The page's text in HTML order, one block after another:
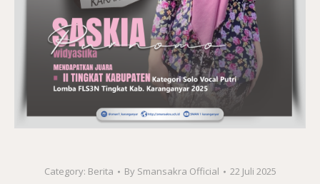
Category: Berita By Smansakra Official 22 Juli 2025